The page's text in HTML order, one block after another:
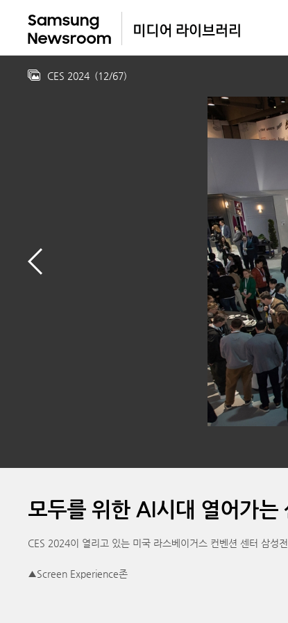
CES 2024 (12/67)
모두를 위한 AI시대 열어가
CES 2024이 열리고 있는 미국 라스베이거스 컨벤션 센터 삼성
▲Screen Experience존